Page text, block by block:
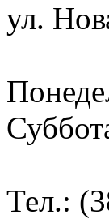
ул.
Тел.: